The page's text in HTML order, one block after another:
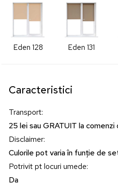
Eden 128 Eden 131
Caracteristici
Transport:
25 lei sau GRATUIT la
Disclaimer:
Culorile pot varia în funție de
Potrivit pt locuri umede:
Da